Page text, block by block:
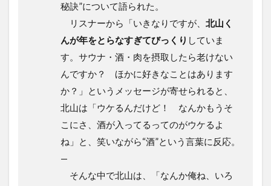
秘訣”について語られた。
リスナーから「いきなりですが、 北山く
んが年をとらなすぎてびっくり していま
す。サウナ・酒・肉を摂取したら老けない
んですか？ ほかに好きなことはあります
か？」というメッセージが寄せられると、
北山は「ウケるんだけど！ なんかもうそ
こにさ、酒が入ってるってのがウケるよ
ね」と、笑いながら“酒”という言葉に反応。
—
そんな中で北山は、「なんか俺ね、いろ